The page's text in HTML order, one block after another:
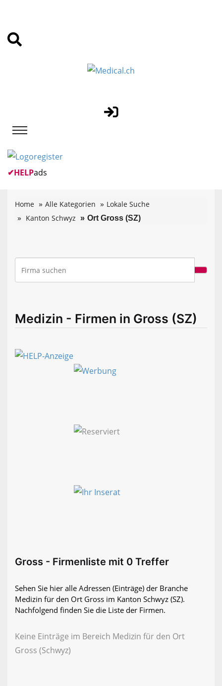
✔HELPads
Home Alle Kategorien
Lokale Suche
Kanton Schwyz
Ort Gross (SZ)
Medizin - Firmen in Gross (SZ)
Gross - Firmenliste mit 0 Treffer
Sehen Sie hier alle Adressen (Einträge) der Branche
Medizin für den Ort Gross im Kanton Schwyz (SZ).
Nachfolgend finden Sie die Liste der Firmen.
Keine Einträge im Bereich Medizin für den Ort
Gross (Schwyz)